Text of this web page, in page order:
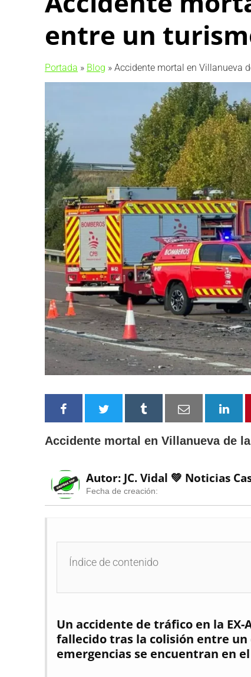
entre un
Portada » Blog » Accidente mortal en Villanueva
Accidente mortal en Villanueva de
Autor: JC. Vidal 💚 Noticias
Fecha de creación:
Índice de contenido
Un accidente de tráfico en la EX-
fallecido tras la colisión entre un
emergencias se encuentran en